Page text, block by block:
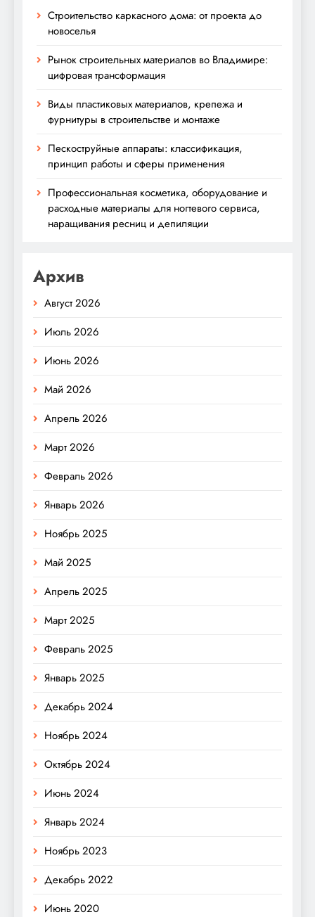
Строительство каркасного дома: от проекта до
новоселья
Рынок строительных материалов во Владимире:
цифровая трансформация
Виды пластиковых материалов, крепежа и
фурнитуры в строительстве и монтаже
Пескоструйные аппараты: классификация,
принцип работы и сферы применения
Профессиональная косметика, оборудование и
расходные материалы для ногтевого сервиса,
наращивания ресниц и депиляции
Архив
Август 2026
Июль 2026
Июнь 2026
Май 2026
Апрель 2026
Март 2026
Февраль 2026
Январь 2026
Ноябрь 2025
Май 2025
Апрель 2025
Март 2025
Февраль 2025
Январь 2025
Декабрь 2024
Ноябрь 2024
Октябрь 2024
Июнь 2024
Январь 2024
Ноябрь 2023
Декабрь 2022
Июнь 2020